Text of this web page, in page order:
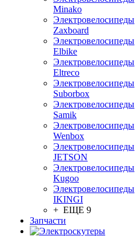
Minako
Электровелосипеды
Zaxboard
Электровелосипеды
Elbike
Электровелосипеды
Eltreco
Электровелосипеды
Suborbox
Электровелосипеды
Samik
Электровелосипеды
Wenbox
Электровелосипеды
JETSON
Электровелосипеды
Kugoo
Электровелосипеды
IKINGI
+ ЕЩЕ 9
Запчасти